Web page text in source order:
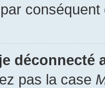
conséquent
déconnecté
pas la case